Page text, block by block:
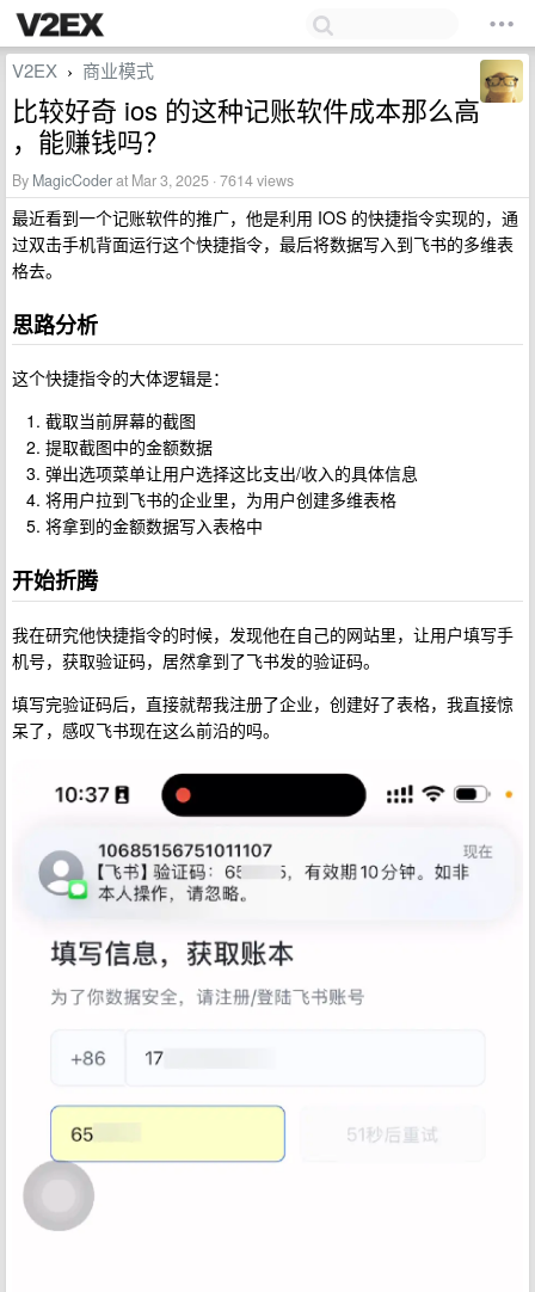
V2EX › 商业模式
比较好奇 ios 的这种记账软件成本那么高
，能赚钱吗？
By MagicCoderat Mar 3, 2025 · 7614 views
最近看到一个记账软件的推广，他是利用 IOS 的快捷指令实现的，通
过双击手机背面运行这个快捷指令，最后将数据写入到飞书的多维表
格去。
思路分析
这个快捷指令的大体逻辑是：
截取当前屏幕的截图
提取截图中的金额数据
弹出选项菜单让用户选择这比支出/收入的具体信息
将用户拉到飞书的企业里，为用户创建多维表格
将拿到的金额数据写入表格中
开始折腾
我在研究他快捷指令的时候，发现他在自己的网站里，让用户填写手
机号，获取验证码，居然拿到了飞书发的验证码。
填写完验证码后，直接就帮我注册了企业，创建好了表格，我直接惊
呆了，感叹飞书现在这么前沿的吗。